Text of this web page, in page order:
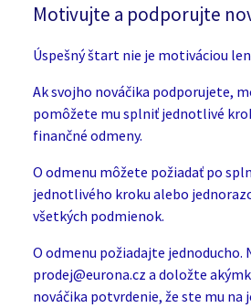
Motivujte a podporujte
Úspešný štart nie je motiváciou
Ak svojho nováčika podporujete,
pomôžete mu splniť jednotlivé
finančné odmeny.
O odmenu môžete požiadať po
jednotlivého kroku alebo
všetkých podmienok.
O odmenu požiadajte jednoducho.
prodej@eurona.cz a doložte
nováčika potvrdenie, že ste mu na